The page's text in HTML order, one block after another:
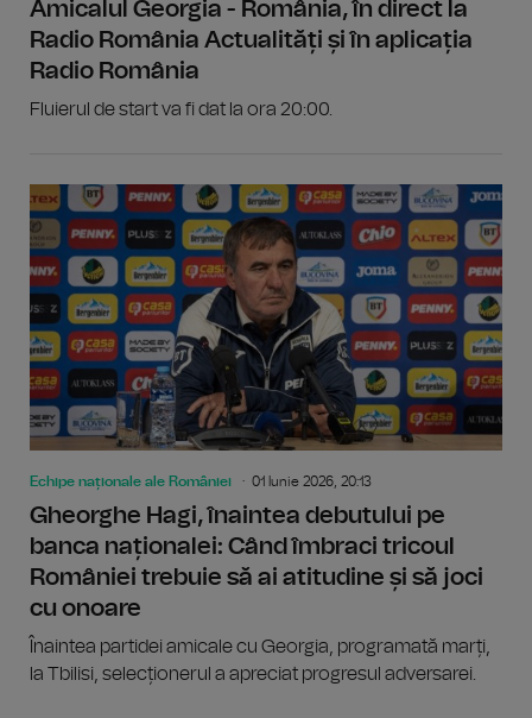
Amicalul Georgia - România, în direct la
Radio România Actualități și în aplicația
Radio România
Fluierul de start va fi dat la ora 20:00.
Echipe naționale ale României 01 Iunie 2026, 20:13
Gheorghe Hagi, înaintea debutului pe
banca naționalei: Când îmbraci tricoul
României trebuie să ai atitudine și să joci
cu onoare
Înaintea partidei amicale cu Georgia, programată marți,
la Tbilisi, selecționerul a apreciat progresul adversarei.